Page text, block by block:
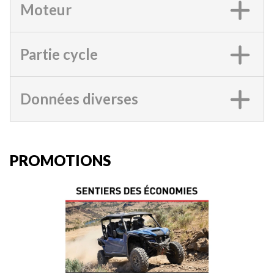
Moteur
Partie cycle
Données diverses
PROMOTIONS